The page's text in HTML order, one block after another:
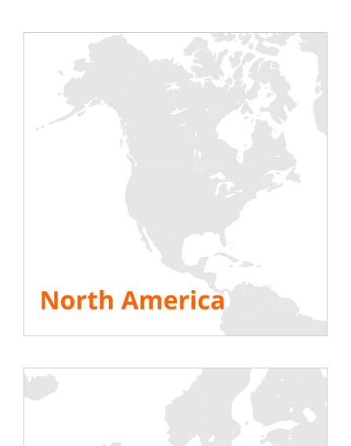
ODKRYJ ODKRYJ
elektrycznego
(transformator,
rozdzielnice i dystrybucja
generatorów,
falowników.
Energia wiatrowa i
alternatywna
Testowanie turbin lub
urządzeń rezerwowych w
celu zapewnienia ich
ODKRYJ